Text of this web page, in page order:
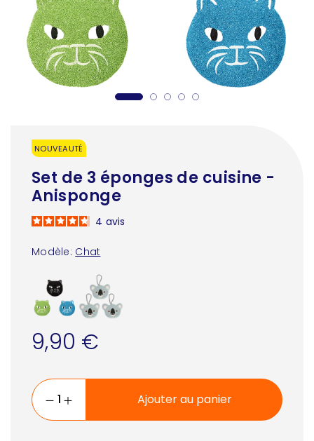
NOUVEAUTÉ
Set de 3 éponges de cuisine -
Anisponge
Modèle: Chat
4 avis
9,90 €
Ajouter au panier